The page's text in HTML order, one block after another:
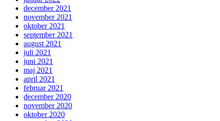
december 2021
november 2021
oktober 2021
september 2021
august 2021
juli 2021
juni 2021
maj 2021
april 2021
februar 2021
december 2020
november 2020
oktober 2020